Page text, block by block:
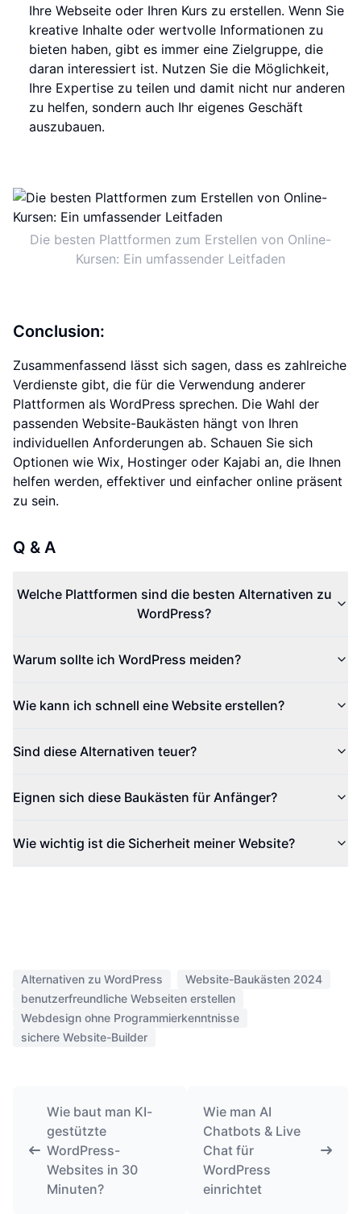
Ihre Webseite oder Ihren Kurs zu erstellen. Wenn Sie
kreative Inhalte oder wertvolle Informationen zu
bieten haben, gibt es immer eine Zielgruppe, die
daran interessiert ist. Nutzen Sie die Möglichkeit,
Ihre Expertise zu teilen und damit nicht nur anderen
zu helfen, sondern auch Ihr eigenes Geschäft
auszubauen.
Die besten Plattformen zum Erstellen von Online-
Kursen: Ein umfassender Leitfaden
Conclusion:
Zusammenfassend lässt sich sagen, dass es zahlreiche
Verdienste gibt, die für die Verwendung anderer
Plattformen als WordPress sprechen. Die Wahl der
passenden Website-Baukästen hängt von Ihren
individuellen Anforderungen ab. Schauen Sie sich
Optionen wie Wix, Hostinger oder Kajabi an, die Ihnen
helfen werden, effektiver und einfacher online präsent
zu sein.
Q & A
Welche Plattformen sind die besten Alternativen zu
WordPress?
Warum sollte ich WordPress meiden?
Wie kann ich schnell eine Website erstellen?
Sind diese Alternativen teuer?
Eignen sich diese Baukästen für Anfänger?
Wie wichtig ist die Sicherheit meiner Website?
Alternativen zu WordPress
Website-Baukästen 2024
benutzerfreundliche Webseiten erstellen
Webdesign ohne Programmierkenntnisse
sichere Website-Builder
Wie baut man KI-
gestützte
WordPress-
Websites in 30
Minuten?
Wie man AI
Chatbots & Live
Chat für
WordPress
einrichtet